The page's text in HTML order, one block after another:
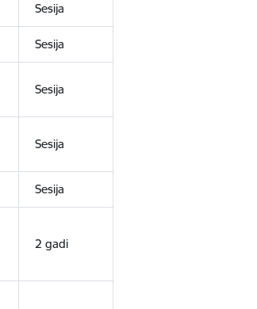
Sesija
Sesija
Sesija
Sesija
Sesija
2 gadi